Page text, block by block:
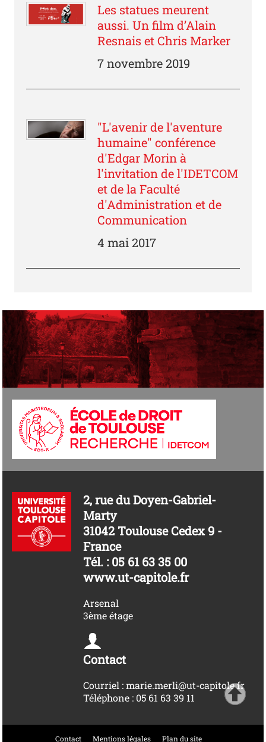
Les statues meurent
aussi. Un film d’Alain
Resnais et Chris Marker
7 novembre 2019
"L'avenir de l'aventure
humaine" conférence
d'Edgar Morin à
l'invitation de l'IDETCOM
et de la Faculté
d'Administration et de
Communication
4 mai 2017
2, rue du Doyen-Gabriel-
Marty
31042 Toulouse Cedex 9 -
France
Tél. : 05 61 63 35 00
www.ut-capitole.fr
Arsenal
3ème étage
Contact
Courriel : marie.merli@ut-capitole.fr
Téléphone : 05 61 63 39 11
Contact Mentions légales Plan du site